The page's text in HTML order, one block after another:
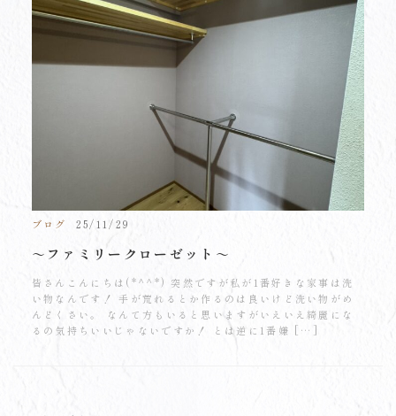
ブログ 25/11/29
～ファミリークローゼット～
皆さんこんにちは(*^^*) 突然ですが私が1番好きな家事は洗
い物なんです！ 手が荒れるとか作るのは良いけど洗い物がめ
んどくさい。 なんて方もいると思いますがいえいえ綺麗にな
るの気持ちいいじゃないですか！ とは逆に1番嫌 […]